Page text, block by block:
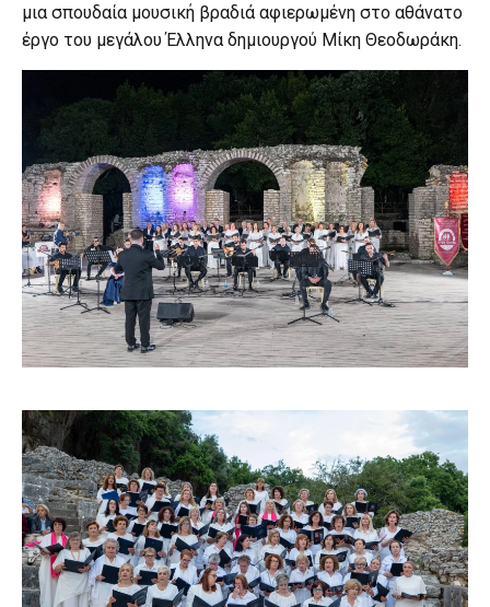
μια σπουδαία μουσική βραδιά αφιερωμένη στο αθάνατο
έργο του μεγάλου Έλληνα δημιουργού Μίκη Θεοδωράκη.